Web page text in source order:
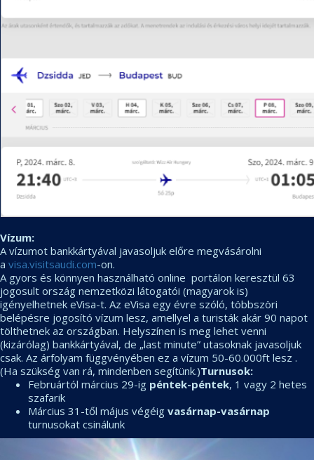
Vízum:
A vízumot bankkártyával javasoljuk előre megvásárolni
a visa.visitsaudi.com-on.
A gyors és könnyen használható online portálon keresztül 63
jogosult ország nemzetközi látogatói (magyarok is)
igényelhetnek eVisa-t. Az eVisa egy évre szóló, többszöri
belépésre jogosító vízum lesz, amellyel a turisták akár 90 napot
tölthetnek az országban. Helyszínen is meg lehet venni
(kizárólag) bankkártyával, de „last minute” utasoknak javasoljuk
csak. Az árfolyam függvényében ez a vízum 50-60.000ft lesz .
(Ha szükség van rá, mindenben segítünk.)Turnusok:
Februártól március 29-ig péntek-péntek, 1 vagy 2 hetes
szafarik
Március 31-től május végéig vasárnap-vasárnap
turnusokat csinálunk